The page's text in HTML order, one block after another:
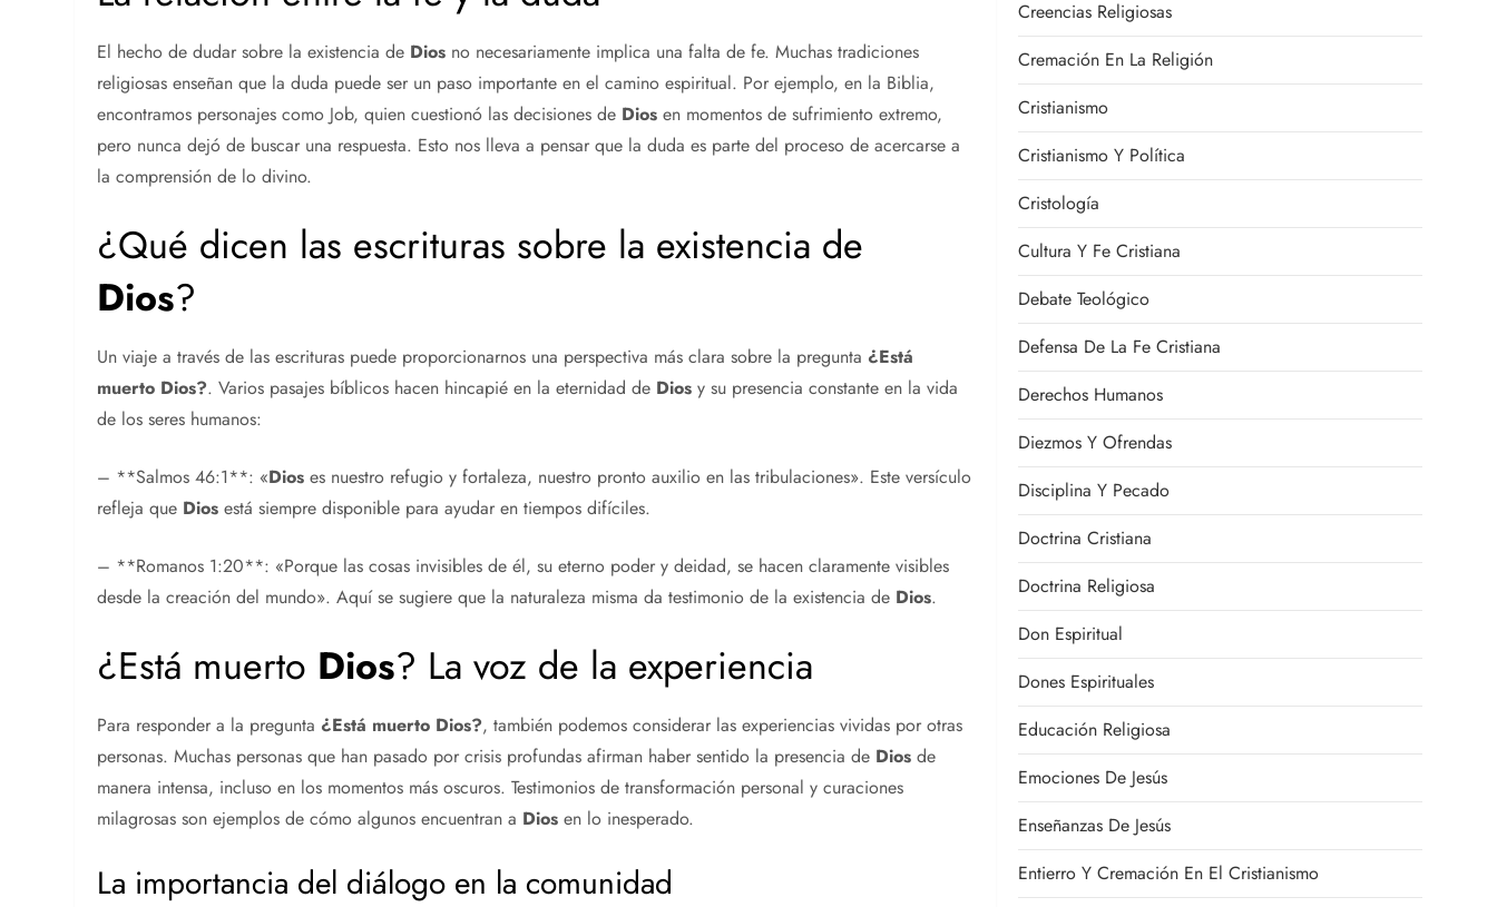
El hecho de dudar sobre la existencia de Dios no necesariamente implica una falta de fe. Muchas tradiciones
religiosas enseñan que la duda puede ser un paso importante en el camino espiritual. Por ejemplo, en la Biblia,
encontramos personajes como Job, quien cuestionó las decisiones de Dios en momentos de sufrimiento extremo,
pero nunca dejó de buscar una respuesta. Esto nos lleva a pensar que la duda es parte del proceso de acercarse a
la comprensión de lo divino.
¿Qué dicen las escrituras sobre la existencia de
Dios?
Un viaje a través de las escrituras puede proporcionarnos una perspectiva más clara sobre la pregunta ¿Está
muerto Dios?. Varios pasajes bíblicos hacen hincapié en la eternidad de Dios y su presencia constante en la vida
de los seres humanos:
– **Salmos 46:1**: «Dios es nuestro refugio y fortaleza, nuestro pronto auxilio en las tribulaciones». Este versículo
refleja que Dios está siempre disponible para ayudar en tiempos difíciles.
– **Romanos 1:20**: «Porque las cosas invisibles de él, su eterno poder y deidad, se hacen claramente visibles
desde la creación del mundo». Aquí se sugiere que la naturaleza misma da testimonio de la existencia de Dios.
¿Está muerto Dios? La voz de la experiencia
Para responder a la pregunta ¿Está muerto Dios?, también podemos considerar las experiencias vividas por otras
personas. Muchas personas que han pasado por crisis profundas afirman haber sentido la presencia de Dios de
manera intensa, incluso en los momentos más oscuros. Testimonios de transformación personal y curaciones
milagrosas son ejemplos de cómo algunos encuentran a Dios en lo inesperado.
La importancia del diálogo en la comunidad
Creencias Religiosas
Cremación En La Religión
Cristianismo
Cristianismo Y Política
Cristología
Cultura Y Fe Cristiana
Debate Teológico
Defensa De La Fe Cristiana
Derechos Humanos
Diezmos Y Ofrendas
Disciplina Y Pecado
Doctrina Cristiana
Doctrina Religiosa
Don Espiritual
Dones Espirituales
Educación Religiosa
Emociones De Jesús
Enseñanzas De Jesús
Entierro Y Cremación En El Cristianismo